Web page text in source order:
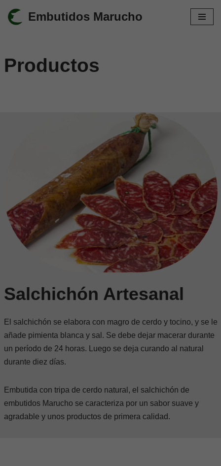
Saltar
Embutidos Marucho
Productos
Salchichón Artesanal
El salchichón se elabora con magro de cerdo y tocino, y se le
añade pimienta blanca y sal. Se debe dejar macerar durante
un período de 24 horas. Luego se deja curando al natural
durante diez días.
Embutida con tripa de cerdo natural, el salchichón de
embutidos Marucho se caracteriza por un sabor suave y
agradable y unos productos de primera calidad.